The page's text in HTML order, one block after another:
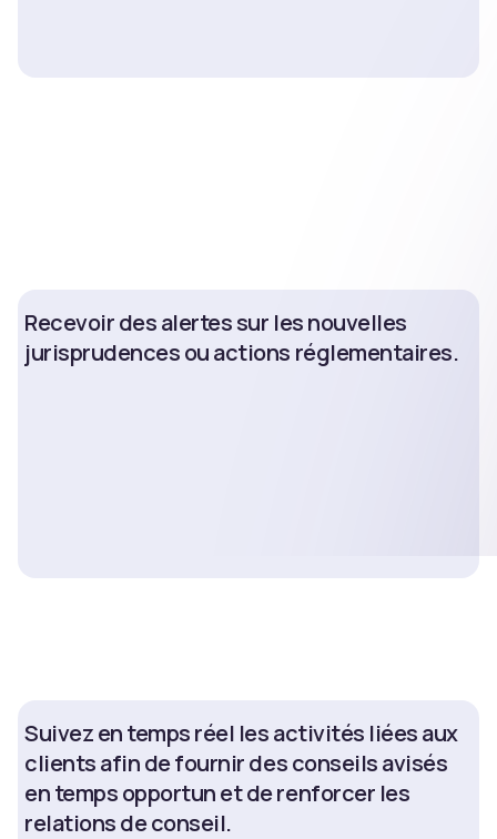
Recevoir des alertes sur les nouvelles
jurisprudences ou actions réglementaires.
Suivez en temps réel les activités liées aux
clients afin de fournir des conseils avisés
en temps opportun et de renforcer les
relations de conseil.